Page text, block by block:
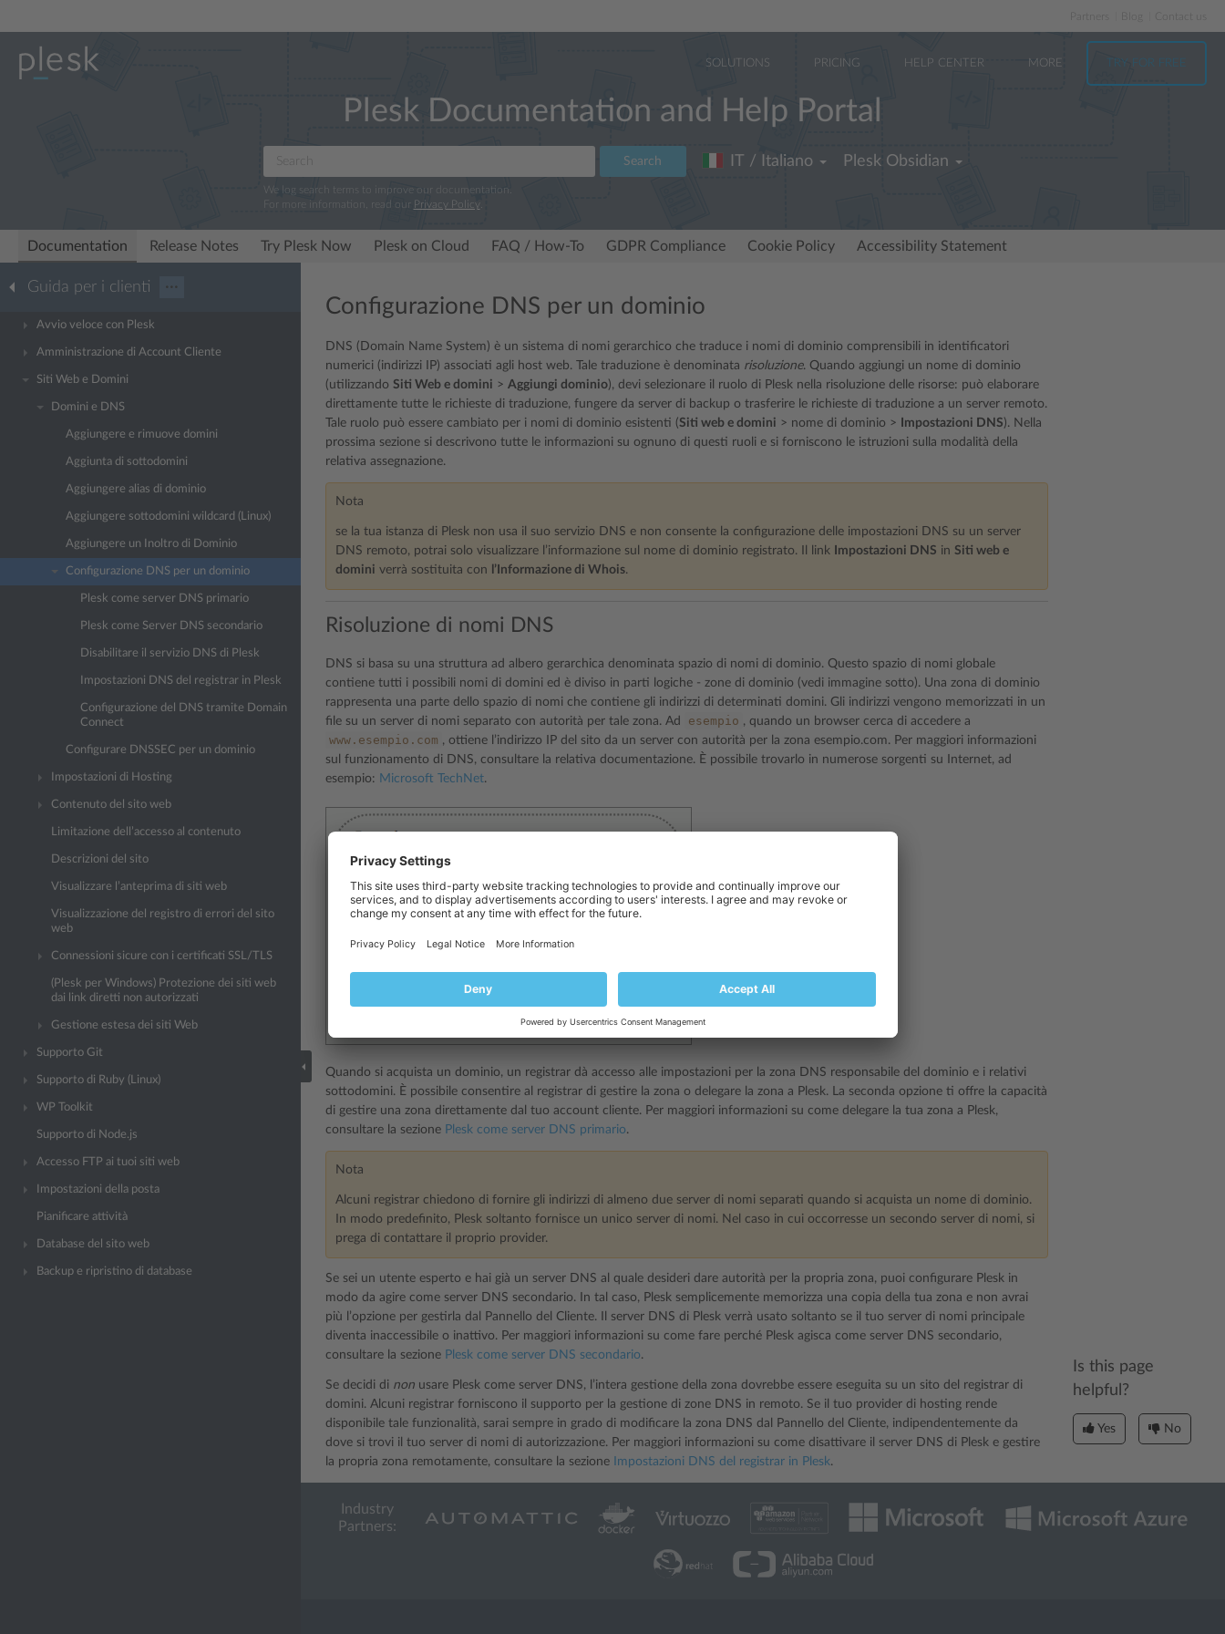
Partners
SOLUTIONS PRICING HELP CENTER MORE TRY FOR FREE
Plesk Documentation and Help Portal
Search
We log search terms to improve our documentation.
For more information, read our Privacy Policy.
IT / Italiano Plesk Obsidian
Documentation Release Notes Try Plesk Now Plesk on Cloud FAQ / How-To GDPR Compliance Cookie Policy Accessibility Statement
Guida per i clienti ···
Avvio veloce con Plesk
Amministrazione di Account Cliente
Siti Web e Domini
Domini e DNS
Aggiungere e rimuove domini
Aggiunta di sottodomini
Aggiungere alias di dominio
Aggiungere sottodomini wildcard (Linux)
Aggiungere un Inoltro di Dominio
Configurazione DNS per un dominio
Plesk come server DNS primario
Plesk come Server DNS secondario
Disabilitare il servizio DNS di Plesk
Impostazioni DNS del registrar in Plesk
Configurazione del DNS tramite Domain
Connect
Configurare DNSSEC per un dominio
Impostazioni di Hosting
Contenuto del sito web
Limitazione dell’accesso al contenuto
Descrizioni del sito
Visualizzare l’anteprima di siti web
Visualizzazione del registro di errori del sito
web
Connessioni sicure con i certificati SSL/TLS
(Plesk per Windows) Protezione dei siti web
dai link diretti non autorizzati
Gestione estesa dei siti Web
Supporto Git
Supporto di Ruby (Linux)
WP Toolkit
Supporto di Node.js
Accesso FTP ai tuoi siti web
Impostazioni della posta
Pianificare attività
Database del sito web
Backup e ripristino di database
Configurazione DNS per un dominio
DNS (Domain Name System) è un sistema di nomi gerarchico che traduce i nomi di dominio comprensibili in identificatori
numerici (indirizzi IP) associati agli host web. Tale traduzione è denominata risoluzione. Quando aggiungi un nome di dominio
(utilizzando Siti Web e domini > Aggiungi dominio), devi selezionare il ruolo di Plesk nella risoluzione delle risorse: può elaborare
direttamente tutte le richieste di traduzione, fungere da server di backup o trasferire le richieste di traduzione a un server remoto.
Tale ruolo può essere cambiato per i nomi di dominio esistenti (Siti web e domini > nome di dominio > Impostazioni DNS). Nella
prossima sezione si descrivono tutte le informazioni su ognuno di questi ruoli e si forniscono le istruzioni sulla modalità della
relativa assegnazione.
Nota
se la tua istanza di Plesk non usa il suo servizio DNS e non consente la configurazione delle impostazioni DNS su un server
DNS remoto, potrai solo visualizzare l’informazione sul nome di dominio registrato. Il link
Impostazioni DNS in Siti web e
domini verrà sostituita con l’Informazione di Whois.
Risoluzione di nomi DNS
DNS si basa su una struttura ad albero gerarchica denominata spazio di nomi di dominio. Questo spazio di nomi globale
contiene tutti i possibili nomi di domini ed è diviso in parti logiche - zone di dominio (vedi immagine sotto). Una zona di dominio
rappresenta una parte dello spazio di nomi che contiene gli indirizzi di determinati domini. Gli indirizzi vengono memorizzati in un
file su un server di nomi separato con autorità per tale zona. Ad
esempio , quando un browser cerca di accedere a
www.esempio.com , ottiene l’indirizzo IP del sito da un server con autorità per la zona esempio.com. Per maggiori informazioni
sul funzionamento di DNS, consultare la relativa documentazione. È possibile trovarlo in numerose sorgenti su Internet, ad
esempio: Microsoft TechNet.
Quando si acquista un dominio, un registrar dà accesso alle impostazioni per la zona DNS responsabile del dominio e i relativi
sottodomini. È possibile consentire al registrar di gestire la zona o delegare la zona a Plesk. La seconda opzione ti offre la capacità
di gestire una zona direttamente dal tuo account cliente. Per maggiori informazioni su come delegare la tua zona a Plesk,
consultare la sezione Plesk come server DNS primario.
Nota
Alcuni registrar chiedono di fornire gli indirizzi di almeno due server di nomi separati quando si acquista un nome di dominio.
In modo predefinito, Plesk soltanto fornisce un unico server di nomi. Nel caso in cui occorresse un secondo server di nomi, si
prega di contattare il proprio provider.
Se sei un utente esperto e hai già un server DNS al quale desideri dare autorità per la propria zona, puoi configurare Plesk in
modo da agire come server DNS secondario. In tal caso, Plesk semplicemente memorizza una copia della tua zona e non avrai
più l’opzione per gestirla dal Pannello del Cliente. Il server DNS di Plesk verrà usato soltanto se il tuo server di nomi principale
diventa inaccessibile o inattivo. Per maggiori informazioni su come fare perché Plesk agisca come server DNS secondario,
consultare la sezione Plesk come server DNS secondario.
Se decidi di non usare Plesk come server DNS, l’intera gestione della zona dovrebbe essere eseguita su un sito del registrar di
domini. Alcuni registrar forniscono il supporto per la gestione di zone DNS in remoto. Se il tuo provider di hosting rende
disponibile tale funzionalità, sarai sempre in grado di modificare la zona DNS dal Pannello del Cliente, indipendentemente da
dove si trovi il tuo server di nomi di autorizzazione. Per maggiori informazioni su come disattivare il server DNS di Plesk e gestire
la propria zona remotamente, consultare la sezione
Impostazioni DNS del registrar in Plesk.
Is this page
helpful?
Yes No
Industry
Partners: